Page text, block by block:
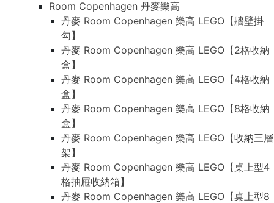
Room Copenhagen 丹麥樂高
丹麥 Room Copenhagen 樂高 LEGO【牆壁掛
勾】
丹麥 Room Copenhagen 樂高 LEGO【2格收納
盒】
丹麥 Room Copenhagen 樂高 LEGO【4格收納
盒】
丹麥 Room Copenhagen 樂高 LEGO【8格收納
盒】
丹麥 Room Copenhagen 樂高 LEGO【收納三層
架】
丹麥 Room Copenhagen 樂高 LEGO【桌上型4
格抽屜收納箱】
丹麥 Room Copenhagen 樂高 LEGO【桌上型8